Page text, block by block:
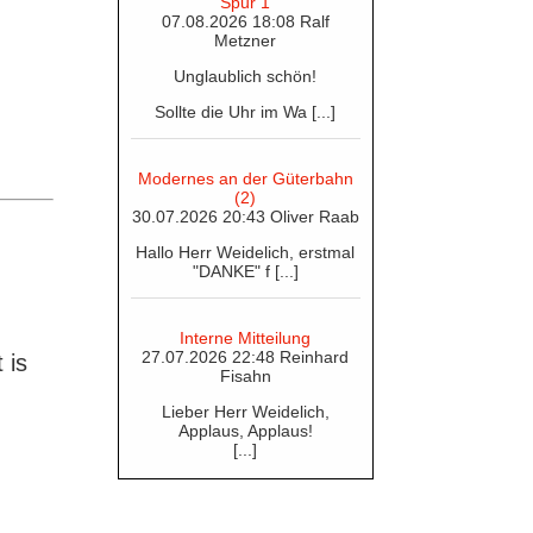
is
07.08.2026 18:08 Ralf
Metzner
Unglaublich schön!
Sollte die Uhr im Wa [...]
Modernes an der Güterbahn
(2)
30.07.2026 20:43 Oliver Raab
Hallo Herr Weidelich, erstmal
"DANKE" f [...]
Interne Mitteilung
27.07.2026 22:48 Reinhard
Fisahn
Lieber Herr Weidelich,
Applaus, Applaus!
[...]